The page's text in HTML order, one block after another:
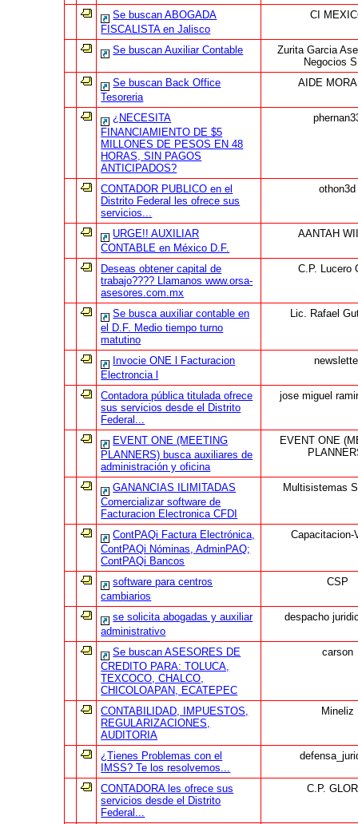
Se buscan ABOGADA
FISCALISTA en Jalisco
CI
Se buscan Auxiliar Contable
Zurita Garcia
Negocios
Se buscan Back Office
Tesoreria
AIDE
¿NECESITA
FINANCIAMIENTO DE $5
MILLONES DE PESOS EN 48
HORAS, SIN PAGOS
ANTICIPADOS?
CONTADOR PUBLICO en el
Distrito Federal les ofrece sus
servicios...
othon3d
URGE!! AUXILIAR
CONTABLE en México D.F.
AANTAH
Deseas obtener capital de
trabajo???? Llamanos www.orsa-
asesores.com.mx
C.P. Lucero
Se busca auxiliar contable en
el D.F. Medio tiempo turno
matutino
Lic. Rafael
Invocie ONE l Facturacion
Electroncia l
Contadora pública titulada ofrece
sus servicios desde el Distrito
Federal...
jose miguel
EVENT ONE (MEETING
PLANNERS) busca auxiliares de
administración y oficina
EVENT ONE
GANANCIAS ILIMITADAS
Comercializar software de
Facturacion Electronica CFDI
Multisistemas
ContPAQi Factura Electrónica,
ContPAQi Nóminas, AdminPAQ;
ContPAQi Bancos
Capacitacion-
software para centros
cambiarios
CSP
se solicita abogadas y auxiliar
administrativo
despacho
Se buscan ASESORES DE
CREDITO PARA: TOLUCA,
TEXCOCO, CHALCO,
CHICOLOAPAN, ECATEPEC
carson
CONTABILIDAD, IMPUESTOS,
REGULARIZACIONES,
AUDITORIA
Mineliz
¿Tienes Problemas con el
IMSS? Te los resolvemos...
CONTADORA les ofrece sus
servicios desde el Distrito
Federal...
C.P.